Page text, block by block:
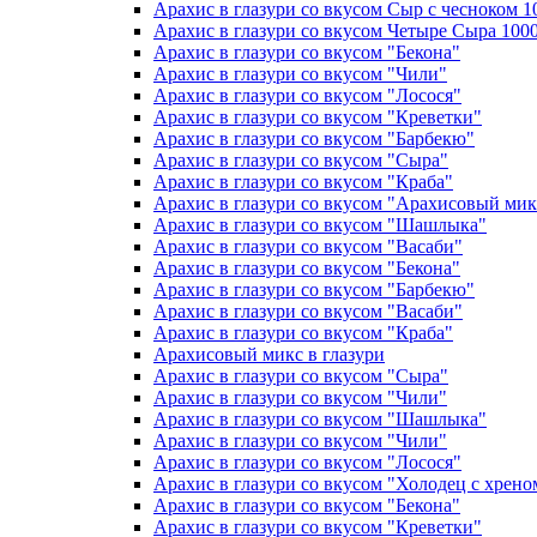
Арахис в глазури со вкусом Сыр с чесноком
Арахис в глазури со вкусом Четыре Сыра
Арахис в глазури со вкусом "Бекона"
Арахис в глазури со вкусом "Чили"
Арахис в глазури со вкусом "Лосося"
Арахис в глазури со вкусом "Креветки"
Арахис в глазури со вкусом "Барбекю"
Арахис в глазури со вкусом "Сыра"
Арахис в глазури со вкусом "Краба"
Арахис в глазури со вкусом "Арахисовый
Арахис в глазури со вкусом "Шашлыка"
Арахис в глазури со вкусом "Васаби"
Арахис в глазури со вкусом "Бекона"
Арахис в глазури со вкусом "Барбекю"
Арахис в глазури со вкусом "Васаби"
Арахис в глазури со вкусом "Краба"
Арахисовый микс в глазури
Арахис в глазури со вкусом "Сыра"
Арахис в глазури со вкусом "Чили"
Арахис в глазури со вкусом "Шашлыка"
Арахис в глазури со вкусом "Чили"
Арахис в глазури со вкусом "Лосося"
Арахис в глазури со вкусом "Холодец с
Арахис в глазури со вкусом "Бекона"
Арахис в глазури со вкусом "Креветки"